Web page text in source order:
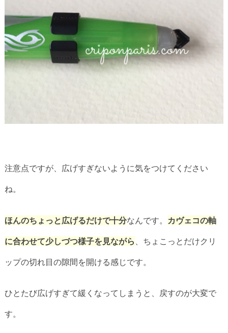
注意点ですが、広げすぎないように気をつけてください
ね。
ほんのちょっと広げるだけで十分なんです。 カヴェコの軸
に合わせて少しづつ様子を見ながら 、ちょこっとだけクリ
ップの切れ目の隙間を開ける感じです。
ひとたび広げすぎて緩くなってしまうと、戻すのが大変で
す。